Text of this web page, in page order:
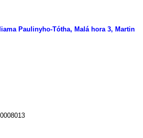
Paulinyho-Tótha, Malá hora 3, Martin